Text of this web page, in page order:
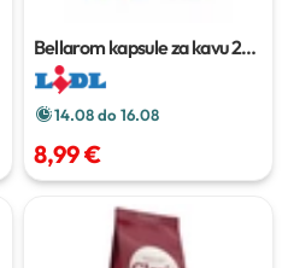
Bellarom kapsule za kavu275
g - 285 g
14.08 do 16.08
8,99 €